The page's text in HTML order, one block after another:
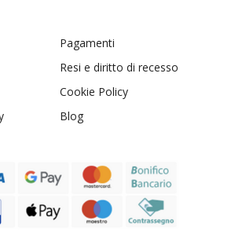
Pagamenti
Resi e diritto di recesso
Cookie Policy
Blog